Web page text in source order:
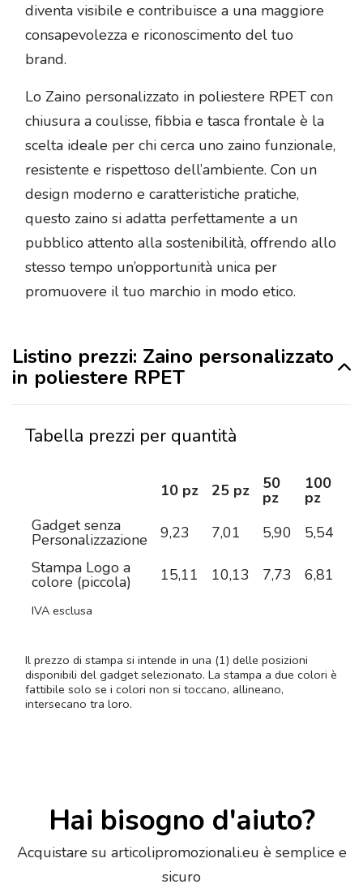
diventa visibile e contribuisce a una maggiore
consapevolezza e riconoscimento del tuo
brand.
Lo Zaino personalizzato in poliestere RPET con
chiusura a coulisse, fibbia e tasca frontale è la
scelta ideale per chi cerca uno zaino funzionale,
resistente e rispettoso dell’ambiente. Con un
design moderno e caratteristiche pratiche,
questo zaino si adatta perfettamente a un
pubblico attento alla sostenibilità, offrendo allo
stesso tempo un’opportunità unica per
promuovere il tuo marchio in modo etico.
Listino prezzi: Zaino personalizzato
in poliestere RPET
Tabella prezzi per quantità
10 pz 25 pz 50
pz
100
pz
Gadget senza
Personalizzazione 9,23 7,01 5,90 5,54
Stampa Logo a
colore (piccola) 15,11 10,13 7,73 6,81
IVA esclusa
Il prezzo di stampa si intende in una (1) delle posizioni
disponibili del gadget selezionato. La stampa a due colori è
fattibile solo se i colori non si toccano, allineano,
intersecano tra loro.
Hai bisogno d'aiuto?
Acquistare su articolipromozionali.eu è semplice e
sicuro